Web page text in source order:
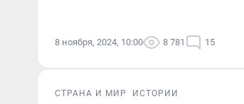
8 ноября, 2024, 10:00 8 781 15
СТРАНА И МИР ИСТОРИИ